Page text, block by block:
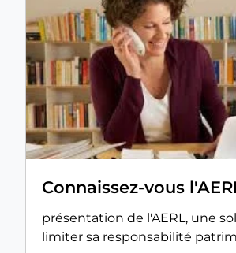
Connaissez-vous
présentation de l'AERL, une
limiter sa responsabilité